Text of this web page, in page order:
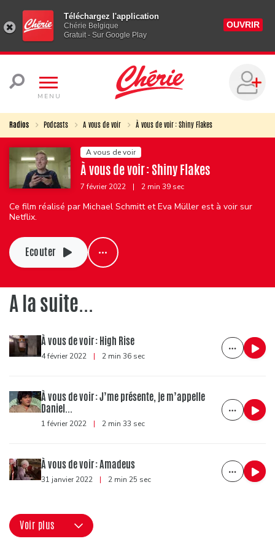
Téléchargez l'application
Chérie Belgique
Gratuit - Sur Google Play
OUVRIR
MENU
Radios Podcasts A vous de voir À vous de voir : Shiny Flakes
A vous de voir
À vous de voir : Shiny Flakes
7 février 2022 | 2 min 39 sec
Ce film réalisé par Michael Schmitt et Eva Müller est à voir sur
Netflix.
Ecouter
A la suite...
À vous de voir : High Rise
4 février 2022 | 2 min 36 sec
À vous de voir : J’me présente, je m’appelle
Daniel...
1 février 2022 | 2 min 33 sec
À vous de voir : Amadeus
31 janvier 2022 | 2 min 25 sec
Voir plus